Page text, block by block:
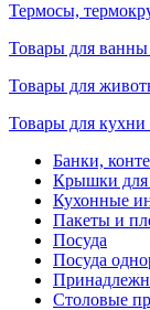
Термосы,
Товары для ванны
Товары для
Товары для кухни
Банки,
Крышки для
Кухонные
Пакеты и
Посуда
Посуда
Столовые